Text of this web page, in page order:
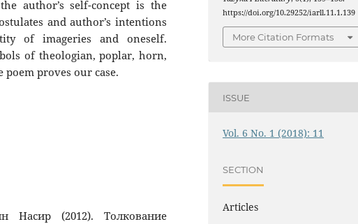
author’s self-concept is the
and author’s intentions
of imageries and oneself.
of theologian, poplar, horn,
proves our case.
Насир (2012). Толкование
https://doi.org/10.29252/iarll.11.1.139
More Citation Formats
ISSUE
Vol. 6 No. 1 (2018): 11
SECTION
Articles